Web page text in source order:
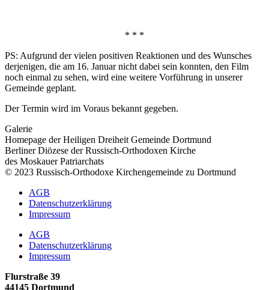
* * *
PS: Aufgrund der vielen positiven Reaktionen und des Wunsches
derjenigen, die am 16. Januar nicht dabei sein konnten, den Film
noch einmal zu sehen, wird eine weitere Vorführung in unserer
Gemeinde geplant.
Der Termin wird im Voraus bekannt gegeben.
Galerie
Homepage der Heiligen Dreiheit Gemeinde Dortmund
Berliner Diözese der Russisch-Orthodoxen Kirche
des Moskauer Patriarchats
© 2023 Russisch-Orthodoxe Kirchengemeinde zu Dortmund
AGB
Datenschutzerklärung
Impressum
AGB
Datenschutzerklärung
Impressum
Flurstraße 39
44145 Dortmund